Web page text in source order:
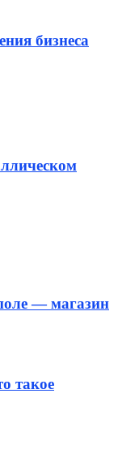
бизнеса
— магазин
такое